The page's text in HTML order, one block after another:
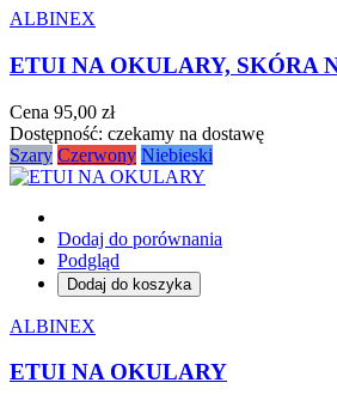
ALBINEX
ETUI NA OKULARY, SKÓRA
Cena 95,00 zł
Dostępność: czekamy na dostawę
Szary Czerwony Niebieski
Dodaj do porównania
Podgląd
Dodaj do koszyka
ALBINEX
ETUI NA OKULARY